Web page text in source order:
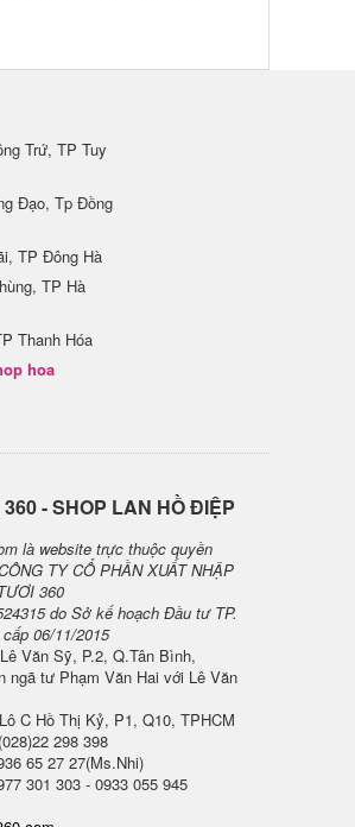
Trứ, TP Tuy
Đạo, Tp Đồng
TP Đông Hà
TP Hà
Thanh Hóa
hoa
- SHOP LAN HỒ ĐIỆP
là website trực thuộc quyền
TY CỔ PHẦN XUẤT NHẬP
360
do Sở kế hoạch Đầu tư TP.
06/11/2015
Văn Sỹ, P.2, Q.Tân Bình,
ngã tư Phạm Văn Hai với Lê Văn
Lô C Hồ Thị Kỷ, P1, Q10, TPHCM
(028)22 298 398
65 27 27(Ms.Nhi)
301 303 - 0933 055 945